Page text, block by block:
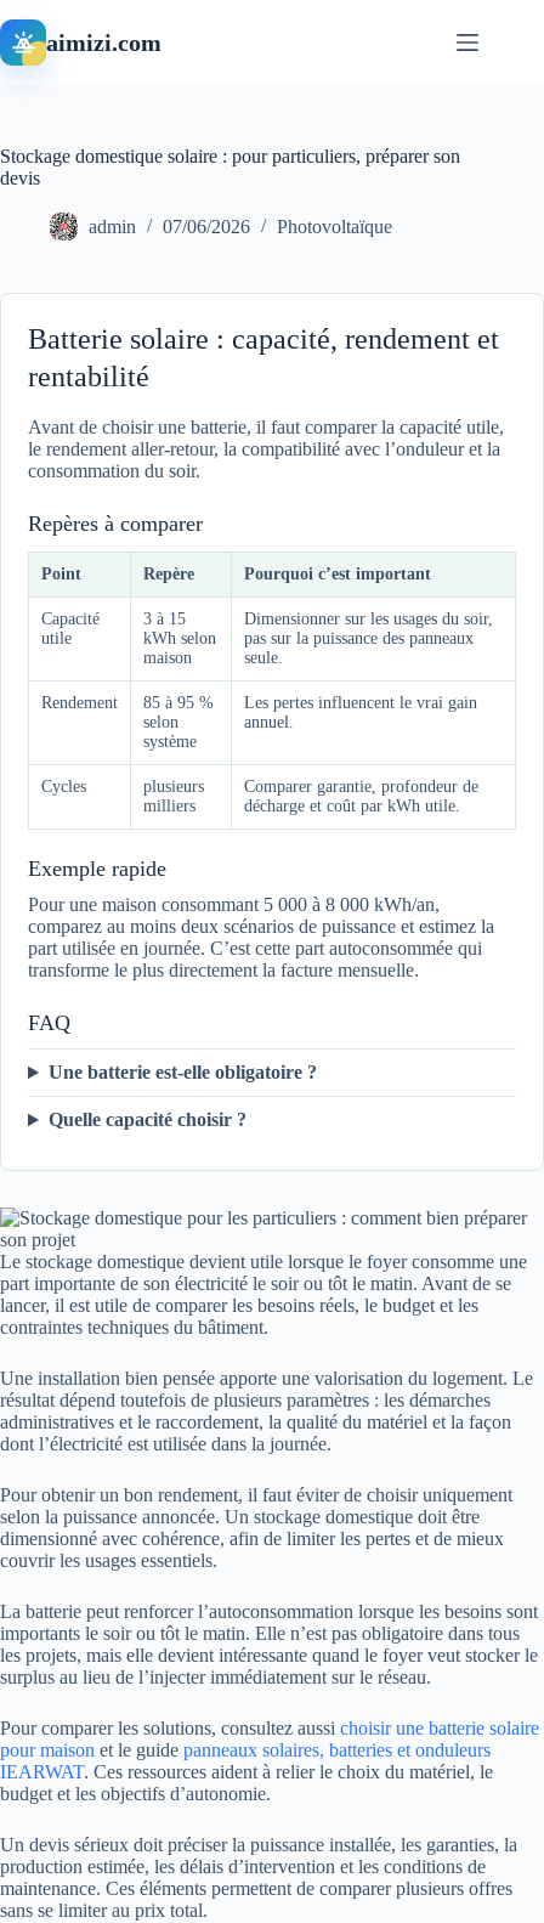
au
contenuaimizi.com
Stockage domestique solaire : pour particuliers, préparer son
devis
admin 07/06/2026 Photovoltaïque
Batterie solaire : capacité, rendement et
rentabilité
Avant de choisir une batterie, il faut comparer la capacité utile,
le rendement aller-retour, la compatibilité avec l’onduleur et la
consommation du soir.
Repères à comparer
Point Repère Pourquoi c’est important
Capacité
utile
3 à 15
kWh selon
maison
Dimensionner sur les usages du soir,
pas sur la puissance des panneaux
seule.
Rendement
85 à 95 %
selon
système
Les pertes influencent le vrai gain
annuel.
Cycles
plusieurs
milliers
Comparer garantie, profondeur de
décharge et coût par kWh utile.
Exemple rapide
Pour une maison consommant 5 000 à 8 000 kWh/an,
comparez au moins deux scénarios de puissance et estimez la
part utilisée en journée. C’est cette part autoconsommée qui
transforme le plus directement la facture mensuelle.
FAQ
Une batterie est-elle obligatoire ?
Quelle capacité choisir ?
Le stockage domestique devient utile lorsque le foyer consomme une
part importante de son électricité le soir ou tôt le matin. Avant de se
lancer, il est utile de comparer les besoins réels, le budget et les
contraintes techniques du bâtiment.
Une installation bien pensée apporte une valorisation du logement. Le
résultat dépend toutefois de plusieurs paramètres : les démarches
administratives et le raccordement, la qualité du matériel et la façon
dont l’électricité est utilisée dans la journée.
Pour obtenir un bon rendement, il faut éviter de choisir uniquement
selon la puissance annoncée. Un stockage domestique doit être
dimensionné avec cohérence, afin de limiter les pertes et de mieux
couvrir les usages essentiels.
La batterie peut renforcer l’autoconsommation lorsque les besoins sont
importants le soir ou tôt le matin. Elle n’est pas obligatoire dans tous
les projets, mais elle devient intéressante quand le foyer veut stocker le
surplus au lieu de l’injecter immédiatement sur le réseau.
Pour comparer les solutions, consultez aussi choisir une batterie solaire
pour maison et le guide panneaux solaires, batteries et onduleurs
IEARWAT. Ces ressources aident à relier le choix du matériel, le
budget et les objectifs d’autonomie.
Un devis sérieux doit préciser la puissance installée, les garanties, la
production estimée, les délais d’intervention et les conditions de
maintenance. Ces éléments permettent de comparer plusieurs offres
sans se limiter au prix total.